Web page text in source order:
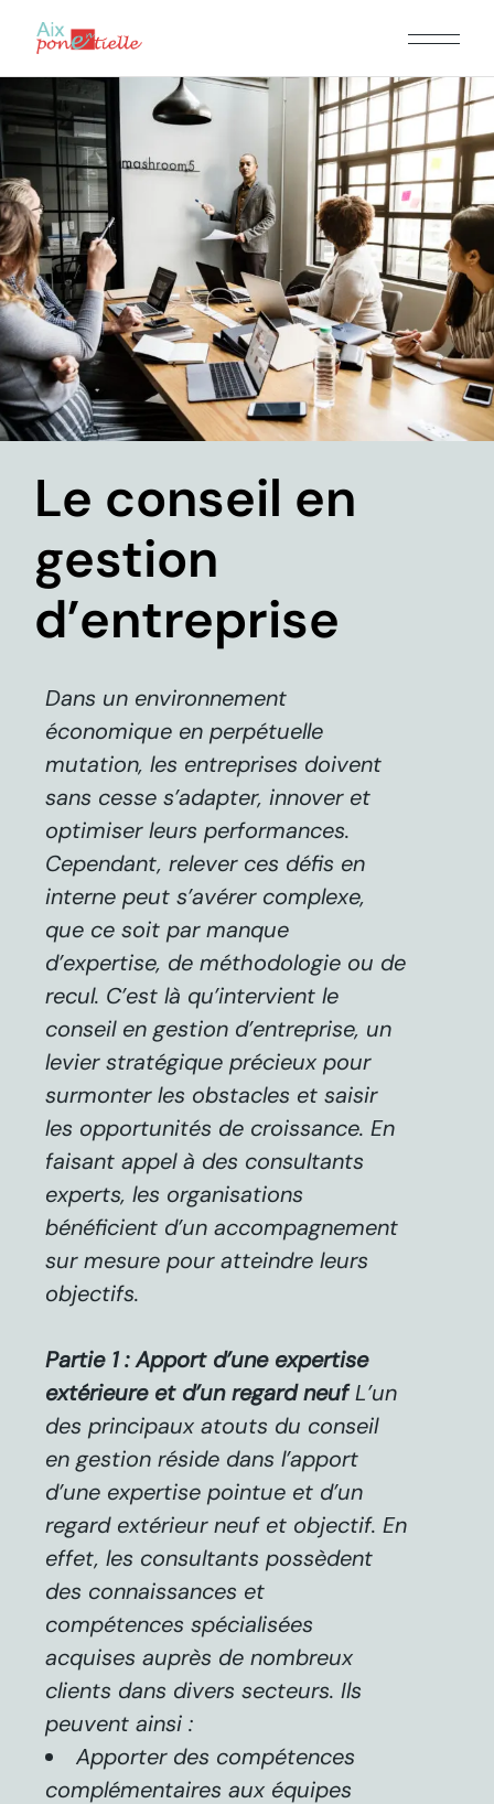
Le conseil en
gestion
d’entreprise
Dans un environnement
économique en perpétuelle
mutation, les entreprises doivent
sans cesse s’adapter, innover et
optimiser leurs performances.
Cependant, relever ces défis en
interne peut s’avérer complexe,
que ce soit par manque
d’expertise, de méthodologie ou de
recul. C’est là qu’intervient le
conseil en gestion d’entreprise, un
levier stratégique précieux pour
surmonter les obstacles et saisir
les opportunités de croissance. En
faisant appel à des consultants
experts, les organisations
bénéficient d’un accompagnement
sur mesure pour atteindre leurs
objectifs.
Partie 1 : Apport d’une expertise
extérieure et d’un regard neufL’un
des principaux atouts du conseil
en gestion réside dans l’apport
d’une expertise pointue et d’un
regard extérieur neuf et objectif. En
effet, les consultants possèdent
des connaissances et
compétences spécialisées
acquises auprès de nombreux
clients dans divers secteurs. Ils
peuvent ainsi :
Apporter des compétences
complémentaires aux équipes